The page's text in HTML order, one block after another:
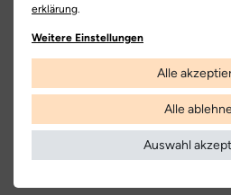
Innenfutter:
Decksohle:
Laufsohle:
Farbe:
Kostenlose
Lieferung
Die Lieferung innerhalb Deutschlands
versandkostenfrei und erfolgt mit
DHL.
erklärung
Weitere Einstellungen
Alle
Alle
Auswahl